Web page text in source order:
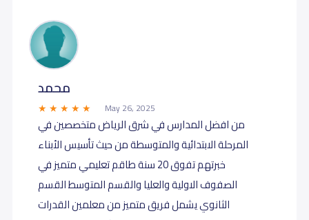
محمد
May 26, 2025
من افضل المدارس في شرق الرياض متخصصين في
المرحلة الابتدائية والمتوسطة من حيث تأسيس الأبناء
خبرتهم تفوق 20 سنة طاقم تعليمي متميز في
الصفوف الاولية والعليا والقسم المتوسط القسم
الثانوي يشمل فريق متميز من معلمين القدرات